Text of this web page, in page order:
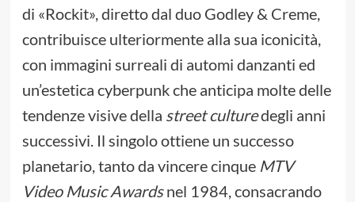
di «Rockit», diretto dal duo Godley & Creme,
contribuisce ulteriormente alla sua iconicità,
con immagini surreali di automi danzanti ed
un’estetica cyberpunk che anticipa molte delle
tendenze visive della street culturedegli anni
successivi. Il singolo ottiene un successo
planetario, tanto da vincere cinque MTV
Video Music Awardsnel 1984, consacrando